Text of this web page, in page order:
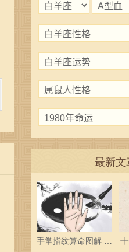
最新文
手掌指纹算命图解 三